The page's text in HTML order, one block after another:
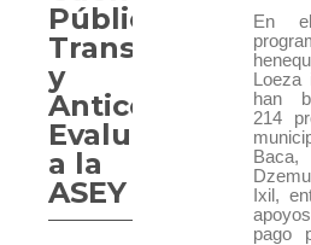
En
Loeza
han
214
Ixil,
pago
Pública,
Transparencia
y
Anticorrupción:
Evaluarán
a la
ASEY